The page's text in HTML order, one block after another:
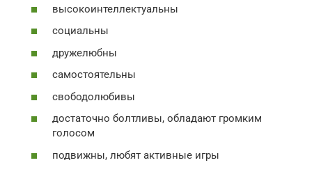
высокоинтеллектуальны
социальны
дружелюбны
самостоятельны
свободолюбивы
достаточно болтливы, обладают громким
голосом
подвижны, любят активные игры